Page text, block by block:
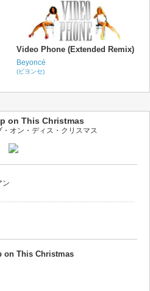
Video Phone (Extended Remix)
Beyoncé
(ビヨンセ)
on This Christmas
オン・ディス・クリスマス
ン
on This Christmas